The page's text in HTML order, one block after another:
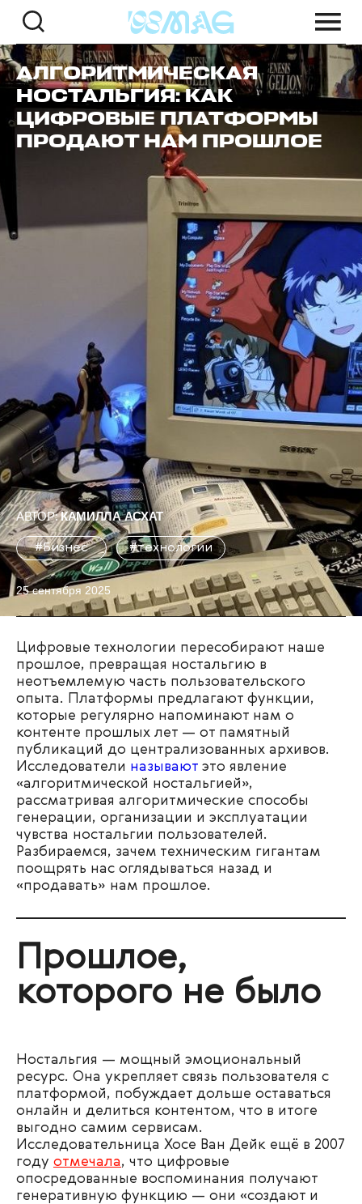
АЛГОРИТМИЧЕСКАЯ
НОСТАЛЬГИЯ: КАК
ЦИФРОВЫЕ ПЛАТФОРМЫ
ПРОДАЮТ НАМ ПРОШЛОЕ
АВТОР:КАМИЛЛА АСХАТ
#Бизнес #технологии
25 сентября 2025
Цифровые технологии пересобирают наше
прошлое, превращая ностальгию в
неотъемлемую часть пользовательского
опыта. Платформы предлагают функции,
которые регулярно напоминают нам о
контенте прошлых лет — от памятный
публикаций до централизованных архивов.
Исследователи называют это явление
«алгоритмической ностальгией»,
рассматривая алгоритмические способы
генерации, организации и эксплуатации
чувства ностальгии пользователей.
Разбираемся, зачем техническим гигантам
поощрять нас оглядываться назад и
«продавать» нам прошлое.
Прошлое,
которого не было
Ностальгия — мощный эмоциональный
ресурс. Она укрепляет связь пользователя с
платформой, побуждает дольше оставаться
онлайн и делиться контентом, что в итоге
выгодно самим сервисам.
Исследовательница Хосе Ван Дейк ещё в 2007
году отмечала, что цифровые
опосредованные воспоминания получают
генеративную функцию — они «создают и